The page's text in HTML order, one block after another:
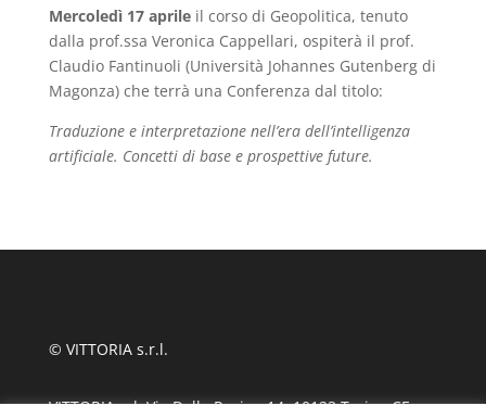
Mercoledì 17 aprileil corso di Geopolitica, tenuto
dalla prof.ssa Veronica Cappellari, ospiterà il prof.
Claudio Fantinuoli (Università Johannes Gutenberg di
Magonza) che terrà una Conferenza dal titolo:
Traduzione e interpretazione nell’era dell’intelligenza
artificiale. Concetti di base e prospettive future.
© VITTORIA s.r.l.